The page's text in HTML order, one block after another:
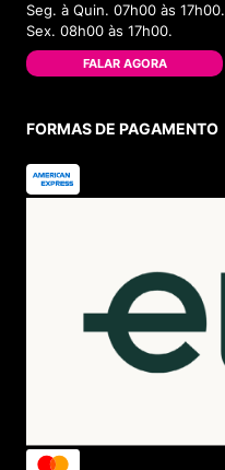
Seg. à Quin. 07h00 às 17h00.
Sex. 08h00 às 17h00.
FALAR AGORA
FORMAS DE PAGAMENTO